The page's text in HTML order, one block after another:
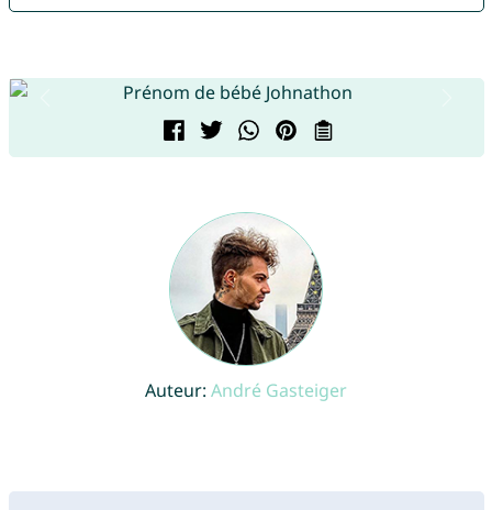
Auteur: André Gasteiger